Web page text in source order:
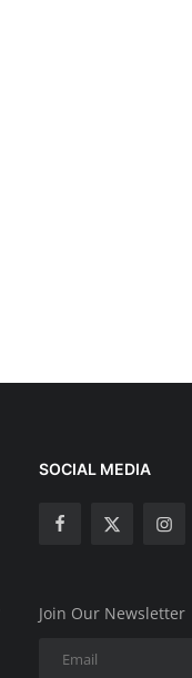
SOCIAL MEDIA
Join Our Newsletter